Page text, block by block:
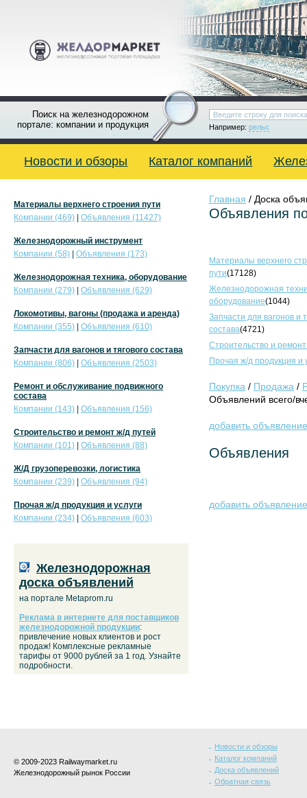
Поиск на железнодорожном
портале: компании и продукция
Например: рельс
Новости и обзоры Каталог компаний
Главная / Доска
Объявления
Материалы верхнего
пути(17128)
Железнодорожная
оборудование(1044)
Запчасти для вагонов и
состава(4721)
Строительство и
Прочая ж/д продукция и
Покупка / Продажа /
Объявлений всего/
добавить объявление
Объявления
добавить объявление
Материалы верхнего строения пути
Компании (469)
Объявления (11427)
Железнодорожный инструмент
Компании (58)
Объявления (173)
Железнодорожная техника, оборудование
Компании (279)
Объявления (629)
Локомотивы, вагоны (продажа и аренда)
Компании (355)
Объявления (610)
Запчасти для вагонов и тягового состава
Компании (806)
Объявления (2503)
Ремонт и обслуживание подвижного
состава
Компании (143)
Объявления (156)
Строительство и ремонт ж/д путей
Компании (101)
Объявления (88)
Ж/Д грузоперевозки, логистика
Компании (239)
Объявления (94)
Прочая ж/д продукция и услуги
Компании (234)
Объявления (603)
Железнодорожная
доска объявлений
на портале Metaprom.ru
Реклама в интернете для поставщиков
железнодорожной продукции:
привлечение новых клиентов и рост
продаж! Комплексные рекламные
тарифы от 9000 рублей за 1 год. Узнайте
подробности.
© 2009-2023 Railwaymarket.ru
Железнодорожный рынок России
Новости и обзоры
Каталог компаний
Доска объявлений
Обратная связь